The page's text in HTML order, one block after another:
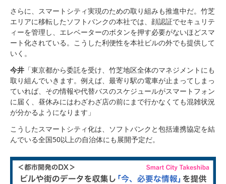
さらに、スマートシティ実現のための取り組みも推進中だ。竹芝
エリアに移転したソフトバンクの本社では、顔認証でセキュリテ
ィーを管理し、エレベーターのボタンを押す必要がないほどスマ
ート化されている。こうした利便性を本社ビルの外でも提供して
いく。
今井 「東京都から委託を受け、竹芝地区全体のマネジメントにも
取り組んでいきます。例えば、最寄り駅の電車が止まってしまっ
ていれば、その情報や代替バスのスケジュールがスマートフォン
に届く、昼休みにはわざわざ店の前にまで行かなくても混雑状況
が分かるようになります」
こうしたスマートシティ化は、ソフトバンクと包括連携協定を結
んでいる全国50以上の自治体にも展開予定だ。